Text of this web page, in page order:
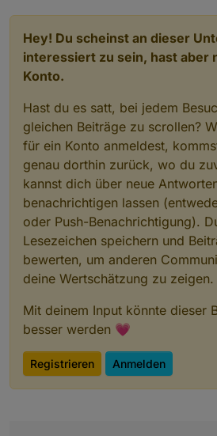
Hey! Du scheinst an dieser
interessiert zu sein, hast aber
Konto.
Hast du es satt, bei jedem
gleichen Beiträge zu scrollen?
für ein Konto anmeldest,
genau dorthin zurück, wo du
kannst dich über neue
benachrichtigen lassen
oder Push-Benachrichtigung).
Lesezeichen speichern und
bewerten, um anderen
deine Wertschätzung zu zeigen.
Mit deinem Input könnte dieser
besser werden 💗
Registrieren Anmelden